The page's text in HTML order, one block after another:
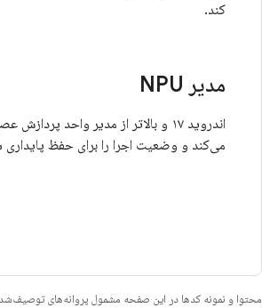
کند.
مدیر NPU
می‌کند و وضعیت اجرا را برای حفظ
محتوا و نمونه کدها در این صفحه مشمول پروانه‌های